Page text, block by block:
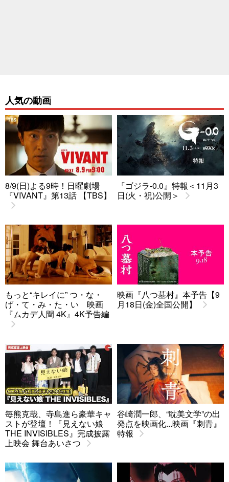
人気の動画
8/9(日)よる9時！日曜劇場
『VIVANT』第13話 【TBS】
『ゴジラ-0.0』特報＜11月3
日(火・祝)公開＞
もっと“キレイに” つ・な・
げ・て・み・た・い 映画
『ムカデ人間 4K』4K予告編
映画『八つ墓村』本予告【9
月18日(金)全国公開】
毎熊克哉、寺島進ら豪華キャ
ストが登壇！『見えない娘
THE INVISIBLES』完成披露
上映会 舞台あいさつ
谷崎潤一郎、“耽美文学”の出
発点を映画化...映画『刺青』
特報